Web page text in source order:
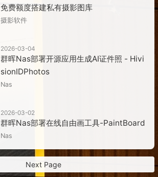
免费额度搭建私有摄影图库
摄影软件
2026-03-04
群晖Nas部署开源应用生成AI证件照 - Hivi
sionIDPhotos
Nas
2026-03-02
群晖Nas部署在线自由画工具-PaintBoard
Nas
Next Page